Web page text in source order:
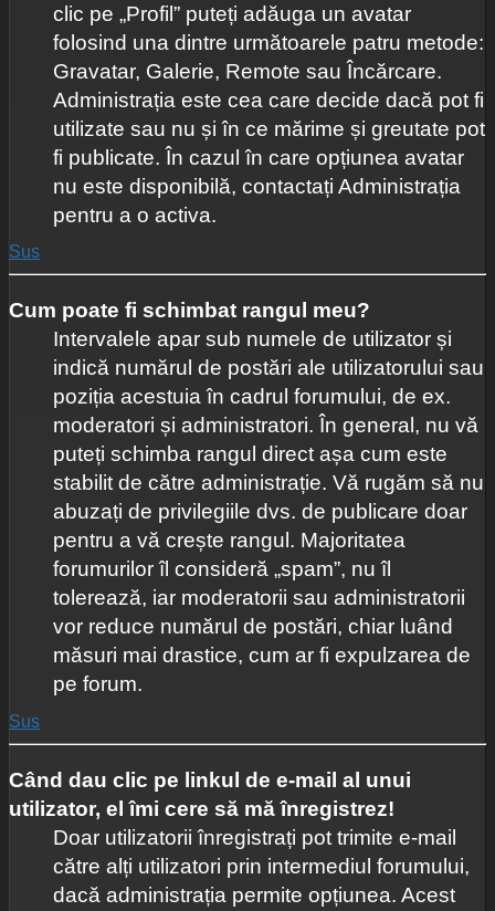
clic pe „Profil” puteți adăuga un avatar
folosind una dintre următoarele patru metode:
Gravatar, Galerie, Remote sau Încărcare.
Administrația este cea care decide dacă pot fi
utilizate sau nu și în ce mărime și greutate pot
fi publicate. În cazul în care opțiunea avatar
nu este disponibilă, contactați Administrația
pentru a o activa.
Sus
Cum poate fi schimbat rangul meu?
Intervalele apar sub numele de utilizator și
indică numărul de postări ale utilizatorului sau
poziția acestuia în cadrul forumului, de ex.
moderatori și administratori. În general, nu vă
puteți schimba rangul direct așa cum este
stabilit de către administrație. Vă rugăm să nu
abuzați de privilegiile dvs. de publicare doar
pentru a vă crește rangul. Majoritatea
forumurilor îl consideră „spam”, nu îl
tolerează, iar moderatorii sau administratorii
vor reduce numărul de postări, chiar luând
măsuri mai drastice, cum ar fi expulzarea de
pe forum.
Sus
Când dau clic pe linkul de e-mail al unui
utilizator, el îmi cere să mă înregistrez!
Doar utilizatorii înregistrați pot trimite e-mail
către alți utilizatori prin intermediul forumului,
dacă administrația permite opțiunea. Acest